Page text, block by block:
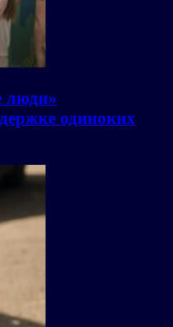
люди»
одиноких